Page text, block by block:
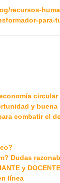
recursos-
para-
circular
y
combatir el
Dudas
y
línea